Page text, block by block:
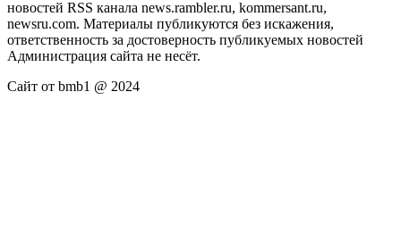
новостей RSS канала news.rambler.ru, kommersant.ru,
newsru.com. Материалы публикуются без искажения,
ответственность за достоверность публикуемых новостей
Администрация сайта не несёт.
Сайт от bmb1 @ 2024